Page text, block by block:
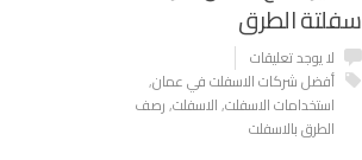
سفلتة الطرق
لا يوجد تعليقات
أفضل شركات الاسفلت في عمان,
استخدامات الاسفلت,الاسفلت,رصف
الطرق بالاسفلت